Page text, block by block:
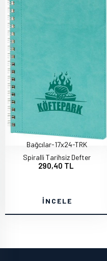
Bağcılar-17x24-TRK
Spiralli Tarihsiz Defter
290,40 TL
İNCELE